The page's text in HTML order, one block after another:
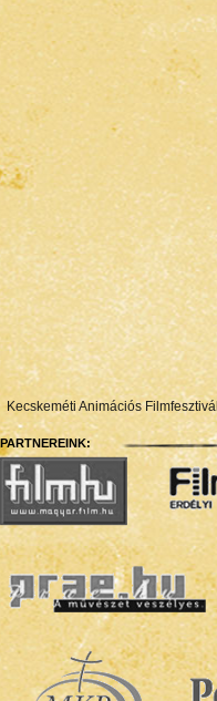
Kecskeméti Animációs Filmfesztivál
PARTNEREINK: